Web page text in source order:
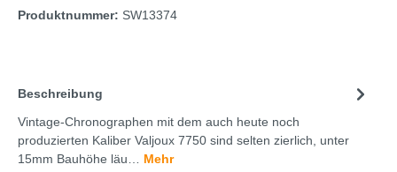
Produktnummer: SW13374
Beschreibung
Vintage-Chronographen mit dem auch heute noch
produzierten Kaliber Valjoux 7750 sind selten zierlich, unter
15mm Bauhöhe läu… Mehr